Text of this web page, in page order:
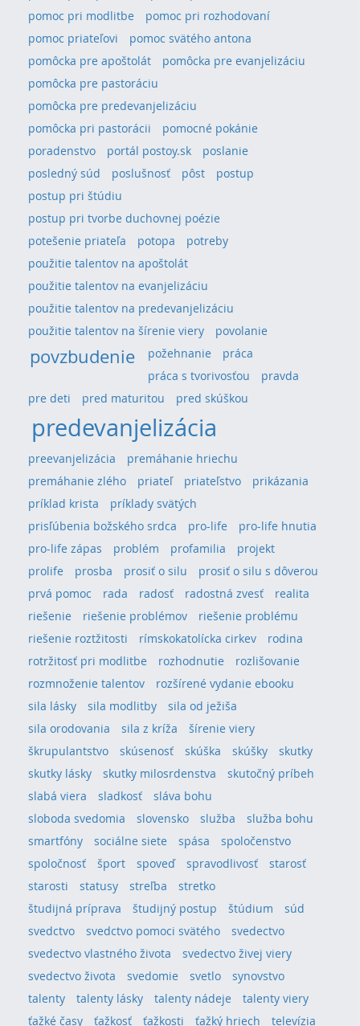
pomoc pri modlitbe
pomoc pri rozhodovaní
pomoc priateľovi
pomoc svätého antona
pomôcka pre apoštolát
pomôcka pre evanjelizáciu
pomôcka pre pastoráciu
pomôcka pre predevanjelizáciu
pomôcka pri pastorácii
pomocné pokánie
poradenstvo
portál postoy.sk
poslanie
posledný súd
poslušnosť pôst
postup
postup pri štúdiu
postup pri tvorbe duchovnej poézie
potešenie priateľa
potopa
potreby
použitie talentov na apoštolát
použitie talentov na evanjelizáciu
použitie talentov na predevanjelizáciu
použitie talentov na šírenie viery
povolanie
povzbudenie požehnanie
práca
práca s tvorivosťou
pravda
pre deti
pred maturitou pred skúškou
predevanjelizácia
preevanjelizácia
premáhanie hriechu
premáhanie zlého
priateľ priateľstvo
prikázania
príklad krista
príklady svätých
prisľúbenia božského srdca
pro-life
pro-life hnutia
pro-life zápas
problém profamilia
projekt
prolife
prosba prosiť o silu
prosiť o silu s dôverou
prvá pomoc
rada radosť radostná zvesť
realita
riešenie
riešenie problémov
riešenie problému
riešenie roztžitosti
rímskokatolícka cirkev
rodina
rotržitosť pri modlitbe
rozhodnutie
rozlišovanie
rozmnoženie talentov
rozšírené vydanie ebooku
sila lásky
sila modlitby
sila od ježiša
sila orodovania
sila z kríža
šírenie viery
škrupulantstvo
skúsenosť skúška skúšky
skutky
skutky lásky
skutky milosrdenstva
skutočný príbeh
slabá viera
sladkosť
sláva bohu
sloboda svedomia
slovensko služba
služba bohu
smartfóny
sociálne siete spása
spoločenstvo
spoločnosť
šport spoveď spravodlivosť
starosť
starosti
statusy streľba
stretko
študijná príprava
študijný postup štúdium
súd
svedctvo
svedctvo pomoci svätého
svedectvo
svedectvo vlastného života
svedectvo živej viery
svedectvo života
svedomie svetlo
synovstvo
talenty
talenty lásky talenty nádeje
talenty viery
ťažké časy
ťažkosť ťažkosti ťažký hriech
televízia